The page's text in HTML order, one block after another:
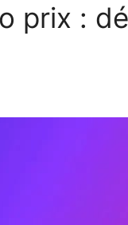
prix :